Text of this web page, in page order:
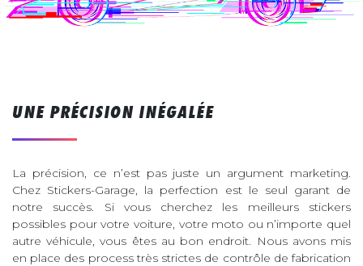
UNE PRÉCISION INÉGALÉE
La précision, ce n’est pas juste un argument marketing.
Chez Stickers-Garage, la perfection est le seul garant de
notre succès. Si vous cherchez les meilleurs stickers
possibles pour votre voiture, votre moto ou n’importe quel
autre véhicule, vous êtes au bon endroit. Nous avons mis
en place des process très strictes de contrôle de fabrication